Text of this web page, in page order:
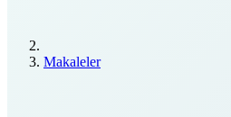
Makaleler